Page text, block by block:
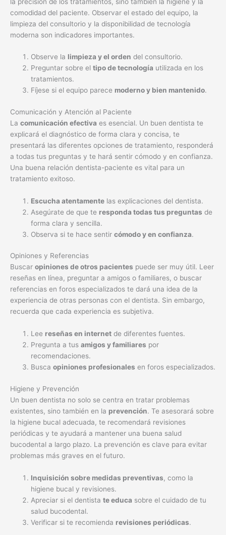
comodidad del paciente. Observar el estado del equipo, la
limpieza del consultorio y la disponibilidad de tecnología
moderna son indicadores importantes.
Observe la limpieza y el orden del consultorio.
Preguntar sobre eltipo de tecnología utilizada en los
tratamientos.
Fíjese si el equipo parece moderno y bien mantenido.
Comunicación y Atención al Paciente
La comunicación efectiva es esencial. Un buen dentista te
explicará el diagnóstico de forma clara y concisa, te
presentará las diferentes opciones de tratamiento, responderá
a todas tus preguntas y te hará sentir cómodo y en confianza.
Una buena relación dentista-paciente es vital para un
tratamiento exitoso.
Escucha atentamente las explicaciones del dentista.
Asegúrate de que te responda todas tus preguntas de
forma clara y sencilla.
Observa si te hace sentircómodo y en confianza.
Opiniones y Referencias
Buscar opiniones de otros pacientes puede ser muy útil. Leer
reseñas en línea, preguntar a amigos o familiares, o buscar
referencias en foros especializados te dará una idea de la
experiencia de otras personas con el dentista. Sin embargo,
recuerda que cada experiencia es subjetiva.
Lee reseñas en internet de diferentes fuentes.
Pregunta a tusamigos y familiares por
recomendaciones.
Buscaopiniones profesionales en foros especializados.
Higiene y Prevención
Un buen dentista no solo se centra en tratar problemas
existentes, sino también en la prevención. Te asesorará sobre
la higiene bucal adecuada, te recomendará revisiones
periódicas y te ayudará a mantener una buena salud
bucodental a largo plazo. La prevención es clave para evitar
problemas más graves en el futuro.
Inquisición sobre medidas preventivas, como la
higiene bucal y revisiones.
Apreciar si el dentistate educa sobre el cuidado de tu
salud bucodental.
Verificar si te recomienda revisiones periódicas.